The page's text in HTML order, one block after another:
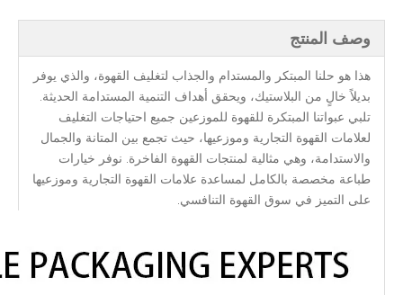
وصف المنتج
هذا هو حلنا المبتكر والمستدام والجذاب لتغليف القهوة، والذي يوفر
بديلاً خالٍ من البلاستيك، ويحقق أهداف التنمية المستدامة الحديثة.
تلبي عبواتنا المبتكرة للقهوة للموزعين جميع احتياجات التغليف
لعلامات القهوة التجارية وموزعيها، حيث تجمع بين المتانة والجمال
والاستدامة، وهي مثالية لمنتجات القهوة الفاخرة. نوفر خيارات
طباعة مخصصة بالكامل لمساعدة علامات القهوة التجارية وموزعيها
على التميز في سوق القهوة التنافسي.